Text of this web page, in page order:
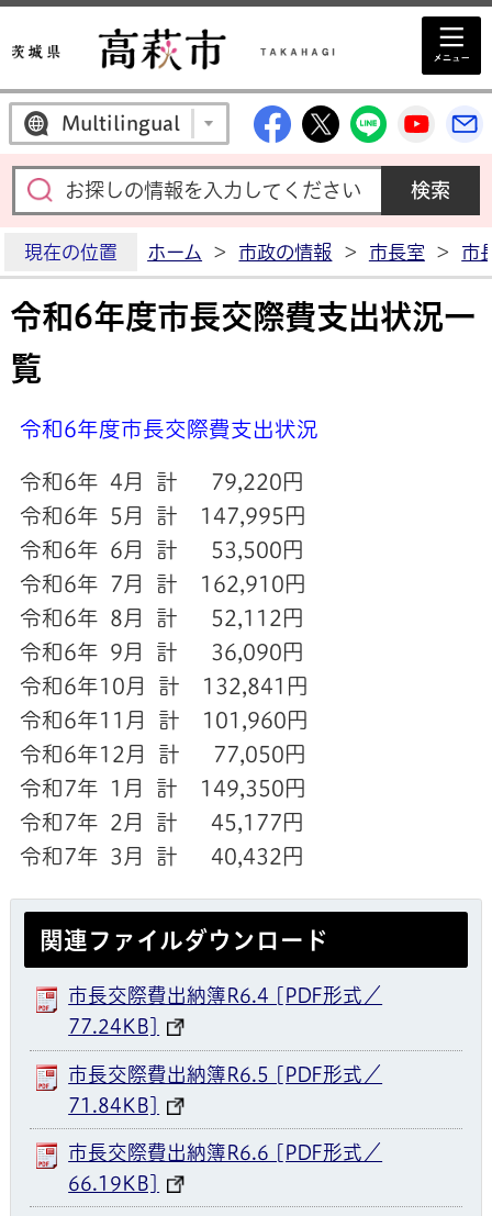
Multilingual 高萩市公式
高萩市公式X
高萩市
高
現在の位置 ホーム > 市政の情報 > 市長室 > 市
令和6年度市長交際費支出状況一
覧
令和6年度市長交際費支出状況
令和6年 4月 計 79,220円
令和6年 5月 計 147,995円
令和6年 6月 計 53,500円
令和6年 7月 計 162,910円
令和6年 8月 計 52,112円
令和6年 9月 計 36,090円
令和6年10月 計 132,841円
令和6年11月 計 101,960円
令和6年12月 計 77,050円
令和7年 1月 計 149,350円
令和7年 2月 計 45,177円
令和7年 3月 計 40,432円
関連ファイルダウンロード
市長交際費出納簿R6.4 [PDF形式／
77.24KB]
市長交際費出納簿R6.5 [PDF形式／
71.84KB]
市長交際費出納簿R6.6 [PDF形式／
66.19KB]